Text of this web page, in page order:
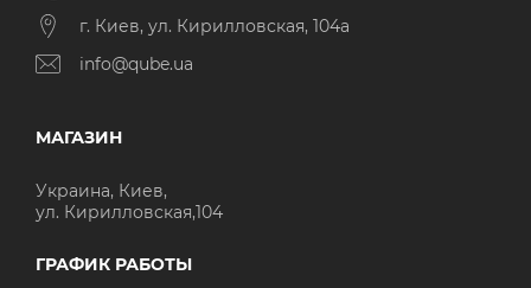
г. Киев, ул. Кирилловская, 104а
info@qube.ua
МАГАЗИН
Украина, Киев,
ул. Кирилловская,104
ГРАФИК РАБОТЫ